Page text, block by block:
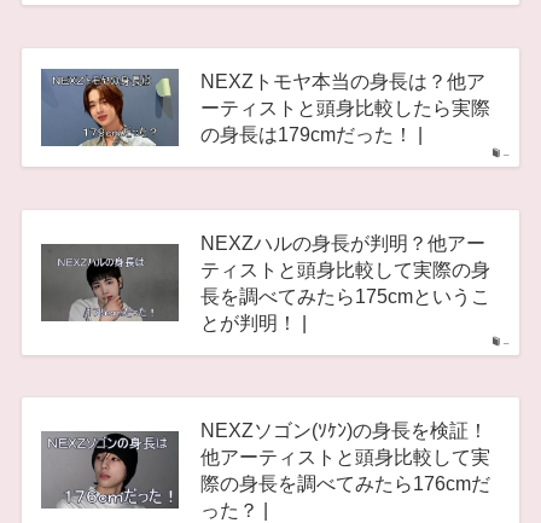
–
NEXZトモヤ本当の身長は？他ア
ーティストと頭身比較したら実際
の身長は179cmだった！ |
–
NEXZハルの身長が判明？他アー
ティストと頭身比較して実際の身
長を調べてみたら175cmというこ
とが判明！ |
NEXZソゴン(ｿｹﾝ)の身長を検証！
他アーティストと頭身比較して実
際の身長を調べてみたら176cmだ
った？ |